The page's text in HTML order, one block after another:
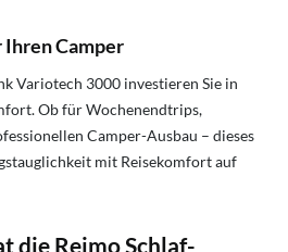
Ihren Camper
Variotech 3000 investieren Sie in
Ob für Wochenendtrips,
Camper-Ausbau – dieses
mit Reisekomfort auf
die Reimo Schlaf-